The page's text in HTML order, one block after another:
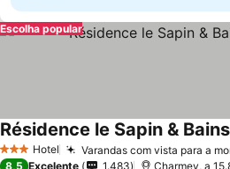
Escolha popular
3 EstrelasHotel Varandas com vista para a
Résidence le Sapin &
8,5 Excelente 1.483 Charmey, a